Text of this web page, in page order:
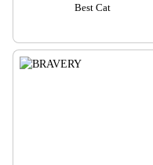
Best Cat